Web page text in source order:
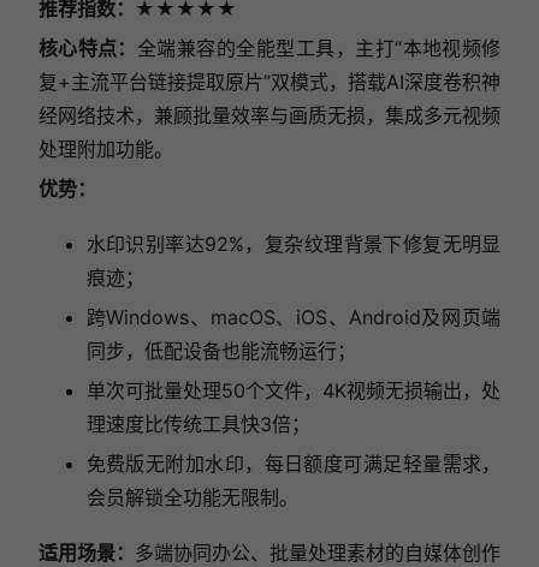
推荐指数：★★★★★
核心特点： 全端兼容的全能型工具，主打“本地视频修
复+主流平台链接提取原片”双模式，搭载AI深度卷积神
经网络技术，兼顾批量效率与画质无损，集成多元视频
处理附加功能。
优势：
水印识别率达92%，复杂纹理背景下修复无明显
痕迹；
跨Windows、macOS、iOS、Android及网页端
同步，低配设备也能流畅运行；
单次可批量处理50个文件，4K视频无损输出，处
理速度比传统工具快3倍；
免费版无附加水印，每日额度可满足轻量需求，
会员解锁全功能无限制。
适用场景： 多端协同办公、批量处理素材的自媒体创作